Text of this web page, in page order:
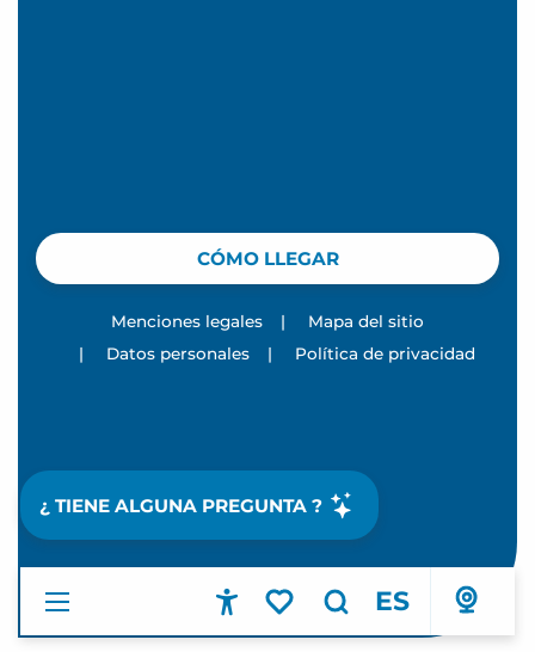
Accessibilité
Voir les favoris
Buscar
ES
¿ TIENE ALGUNA PREGUNTA ?
CÓMO LLEGAR
Menciones legales |
Mapa del sitio
|
Datos personales | Política de privacidad